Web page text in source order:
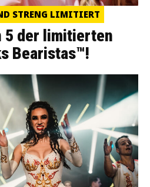
STRENG LIMITIERT
5 der limitierten
Bearistas™!